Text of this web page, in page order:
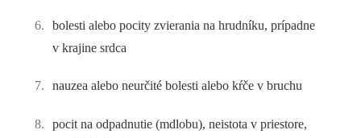
bolesti alebo pocity zvierania na hrudníku, prípadne
v krajine srdca
nauzea alebo neurčité bolesti alebo kŕče v bruchu
pocit na odpadnutie (mdlobu), neistota v priestore,